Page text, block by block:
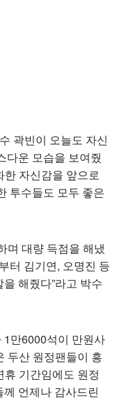
곽빈이 오늘도 자신
다운 모습을 보여줬
한 자신감을 앞으로
투수들도 모두 좋은
며 대량 득점을 해냈
터 김기연, 오명진 등
해줬다”라고 박수
만6000석이 만원사
두산 원정팬들이 흥
휴 기간임에도 원정
언제나 감사드린